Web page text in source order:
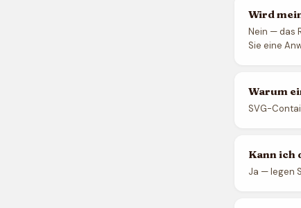
Wird
Nein — das
Sie eine
Warum
SVG-
Kann ich
Ja — legen